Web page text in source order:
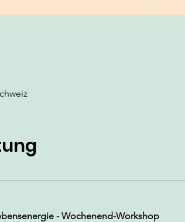
- Wochenend-Workshop